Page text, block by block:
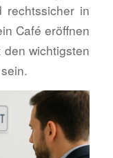
rechtssicher in
Café eröffnen
wichtigsten